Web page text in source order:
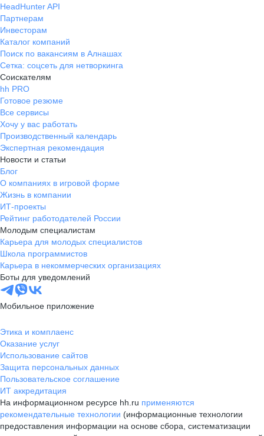
HeadHunter API
Партнерам
Инвесторам
Каталог компаний
Поиск по вакансиям в Алнашах
Сетка: соцсеть для нетворкинга
Соискателям
hh PRO
Готовое резюме
Все сервисы
Хочу у вас работать
Производственный календарь
Экспертная рекомендация
Новости и статьи
Блог
О компаниях в игровой форме
Жизнь в компании
ИТ-проекты
Рейтинг работодателей России
Молодым специалистам
Карьера для молодых специалистов
Школа программистов
Карьера в некоммерческих организациях
Боты для уведомлений
Мобильное приложение
Этика и комплаенс
Оказание услуг
Использование сайтов
Защита персональных данных
Пользовательское соглашение
ИТ аккредитация
На информационном ресурсе hh.ru применяются
рекомендательные технологии (информационные технологии
предоставления информации на основе сбора, систематизации